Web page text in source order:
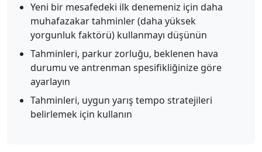
Yeni bir mesafedeki ilk denemeniz için daha
muhafazakar tahminler (daha yüksek
yorgunluk faktörü) kullanmayı düşünün
Tahminleri, parkur zorluğu, beklenen hava
durumu ve antrenman spesifikliğinize göre
ayarlayın
Tahminleri, uygun yarış tempo stratejileri
belirlemek için kullanın